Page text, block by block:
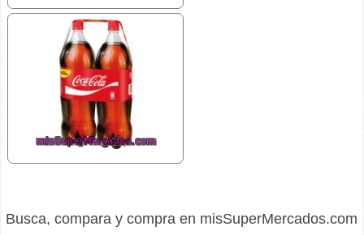
Busca, compara y compra en misSuperMercados.com